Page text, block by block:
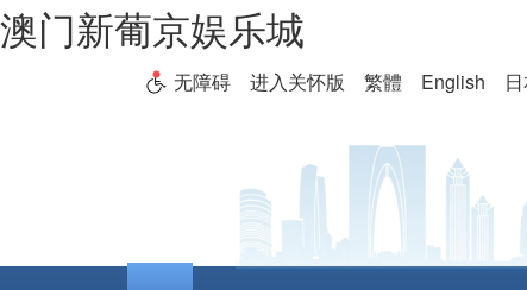
澳门新葡京娱乐城
无障碍 进入关怀版 繁體 English